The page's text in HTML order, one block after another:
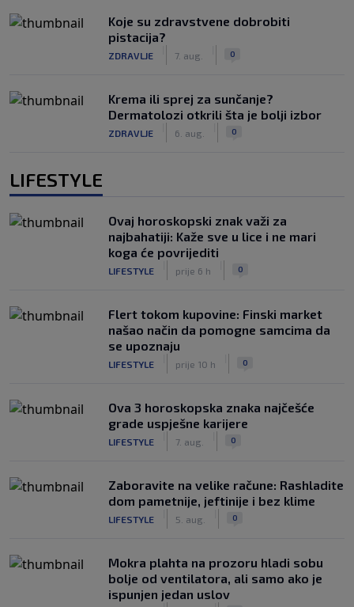
Koje su zdravstvene dobrobiti
pistacija?
ZDRAVLJE 7. aug. 0
Krema ili sprej za sunčanje?
Dermatolozi otkrili šta je bolji izbor
ZDRAVLJE 6. aug. 0
LIFESTYLE
Ovaj horoskopski znak važi za
najbahatiji: Kaže sve u lice i ne mari
koga će povrijediti
LIFESTYLE prije 6 h 0
Flert tokom kupovine: Finski market
našao način da pomogne samcima da
se upoznaju
LIFESTYLE prije 10 h 0
Ova 3 horoskopska znaka najčešće
grade uspješne karijere
LIFESTYLE 7. aug. 0
Zaboravite na velike račune: Rashladite
dom pametnije, jeftinije i bez klime
LIFESTYLE 5. aug. 0
Mokra plahta na prozoru hladi sobu
bolje od ventilatora, ali samo ako je
ispunjen jedan uslov